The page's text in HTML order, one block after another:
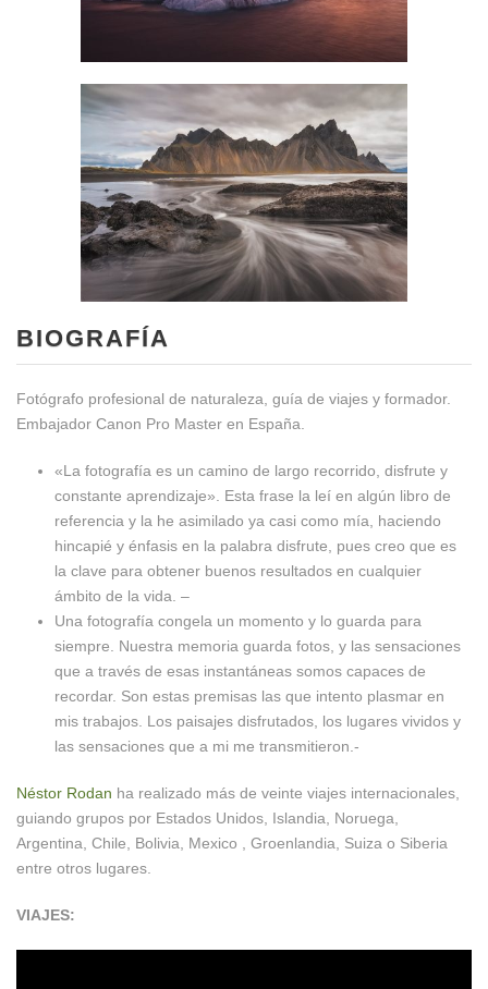
BIOGRAFÍA
Fotógrafo profesional de naturaleza, guía de viajes y formador.
Embajador Canon Pro Master en España.
«La fotografía es un camino de largo recorrido, disfrute y
constante aprendizaje». Esta frase la leí en algún libro de
referencia y la he asimilado ya casi como mía, haciendo
hincapié y énfasis en la palabra disfrute, pues creo que es
la clave para obtener buenos resultados en cualquier
ámbito de la vida. –
Una fotografía congela un momento y lo guarda para
siempre. Nuestra memoria guarda fotos, y las sensaciones
que a través de esas instantáneas somos capaces de
recordar. Son estas premisas las que intento plasmar en
mis trabajos. Los paisajes disfrutados, los lugares vividos y
las sensaciones que a mi me transmitieron.-
Néstor Rodan ha realizado más de veinte viajes internacionales,
guiando grupos por Estados Unidos, Islandia, Noruega,
Argentina, Chile, Bolivia, Mexico , Groenlandia, Suiza o Siberia
entre otros lugares.
VIAJES: